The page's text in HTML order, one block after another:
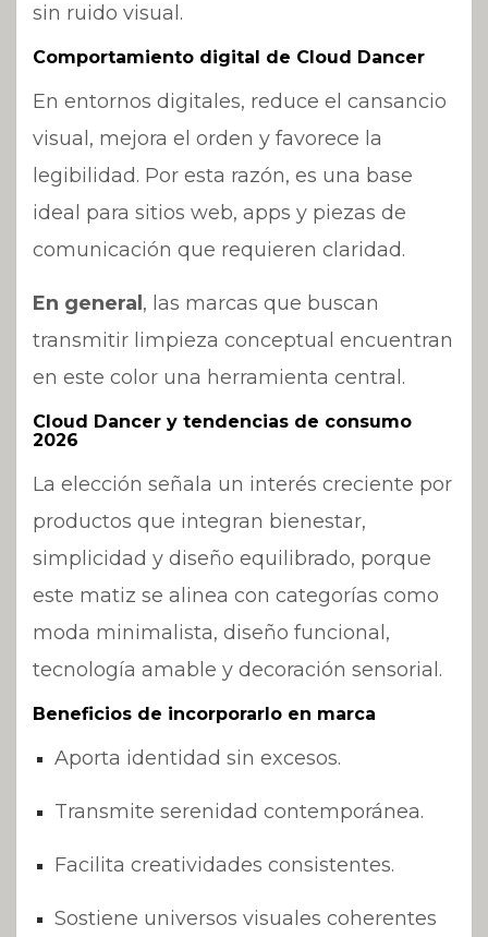
sin ruido visual.
Comportamiento digital de Cloud Dancer
En entornos digitales, reduce el cansancio
visual, mejora el orden y favorece la
legibilidad. Por esta razón, es una base
ideal para sitios web, apps y piezas de
comunicación que requieren claridad.
En general , las marcas que buscan
transmitir limpieza conceptual encuentran
en este color una herramienta central.
Cloud Dancer y tendencias de consumo
2026
La elección señala un interés creciente por
productos que integran bienestar,
simplicidad y diseño equilibrado, porque
este matiz se alinea con categorías como
moda minimalista, diseño funcional,
tecnología amable y decoración sensorial.
Beneficios de incorporarlo en marca
Aporta identidad sin excesos.
Transmite serenidad contemporánea.
Facilita creatividades consistentes.
Sostiene universos visuales coherentes